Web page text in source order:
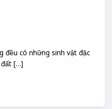
đều có những sinh vật đặc
đất […]